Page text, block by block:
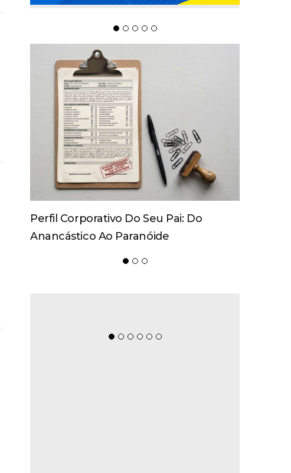
Movecta Marca Presença Na
Logistique 2026 Com Soluções
Integradas E Participação Em Painel